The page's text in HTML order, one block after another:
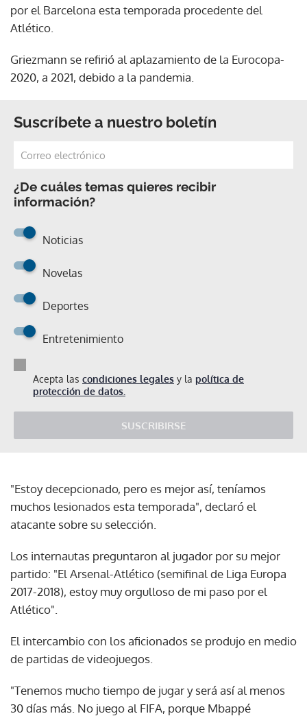
por el Barcelona esta temporada procedente del
Atlético.
Griezmann se refirió al aplazamiento de la Eurocopa-
2020, a 2021, debido a la pandemia.
Suscríbete a nuestro boletín
¿De cuáles temas quieres recibir
información?
Noticias
Novelas
Deportes
Entretenimiento
Acepta las condiciones legales y la política de
protección de datos.
SUSCRIBIRSE
"Estoy decepcionado, pero es mejor así, teníamos
muchos lesionados esta temporada", declaró el
atacante sobre su selección.
Los internautas preguntaron al jugador por su mejor
partido: "El Arsenal-Atlético (semifinal de Liga Europa
2017-2018), estoy muy orgulloso de mi paso por el
Atlético".
El intercambio con los aficionados se produjo en medio
de partidas de videojuegos.
"Tenemos mucho tiempo de jugar y será así al menos
30 días más. No juego al FIFA, porque Mbappé